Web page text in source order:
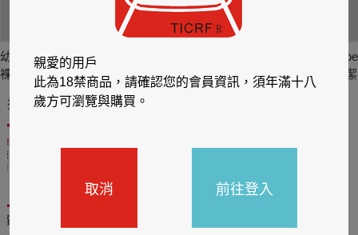
幼兒園老師麻糬- 全
裸寫真 【2】
位寫真
位寫真
推薦你買好東西
親愛的用戶
此為18禁商品，請確認您的會員資訊，須年滿十八
歲方可瀏覽與購買。
取消 前往登入